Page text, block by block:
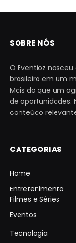
SOBRE NÓS
O Eventioz
brasileiro em um
Mais do que um
de oportunidades.
conteúdo
CATEGORIAS
Home
Entretenimento
Filmes e Séries
Eventos
Tecnologia